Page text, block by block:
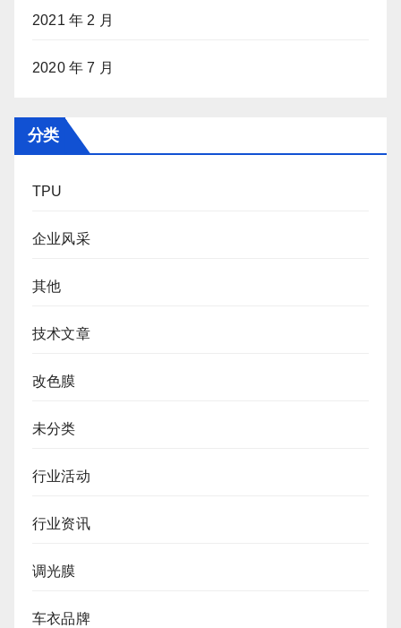
2021 年 2 月
2020 年 7 月
分类
TPU
企业风采
其他
技术文章
改色膜
未分类
行业活动
行业资讯
调光膜
车衣品牌